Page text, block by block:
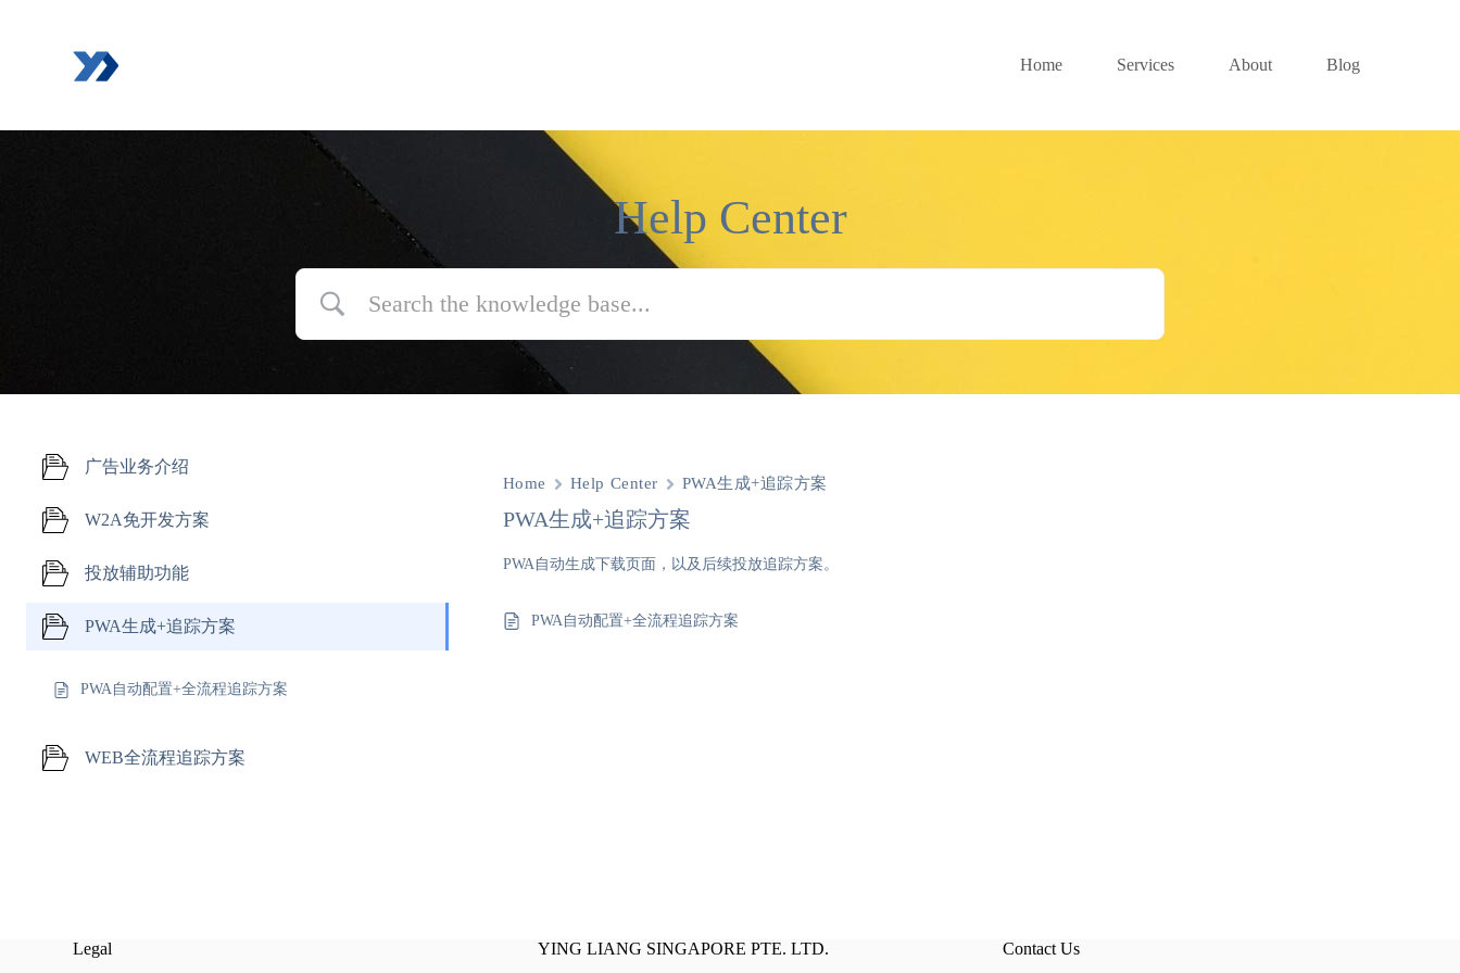
Home Services About Blog
Help Center
广告业务介绍
W2A免开发方案
投放辅助功能
PWA生成+追踪方案
PWA自动配置+全流程追踪方案
WEB全流程追踪方案
Home Help Center PWA生成+追踪方案
PWA生成+追踪方案
PWA自动生成下载页面，以及后续投放追踪方案。
PWA自动配置+全流程追踪方案
Legal YING LIANG SINGAPORE PTE. LTD. Contact Us